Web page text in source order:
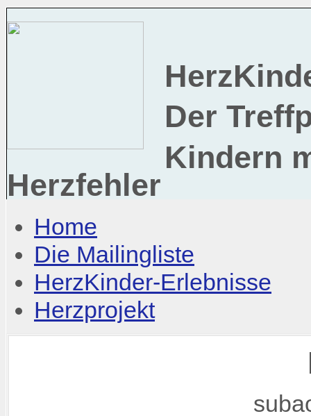
Der
Kindern
Herzfehler
Home
Die Mailingliste
HerzKinder-Erlebnisse
Herzprojekt